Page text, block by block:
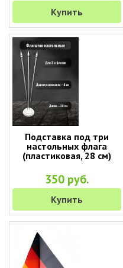
Купить
Подставка под три
настольных флага
(пластиковая, 28 см)
350 руб.
Купить